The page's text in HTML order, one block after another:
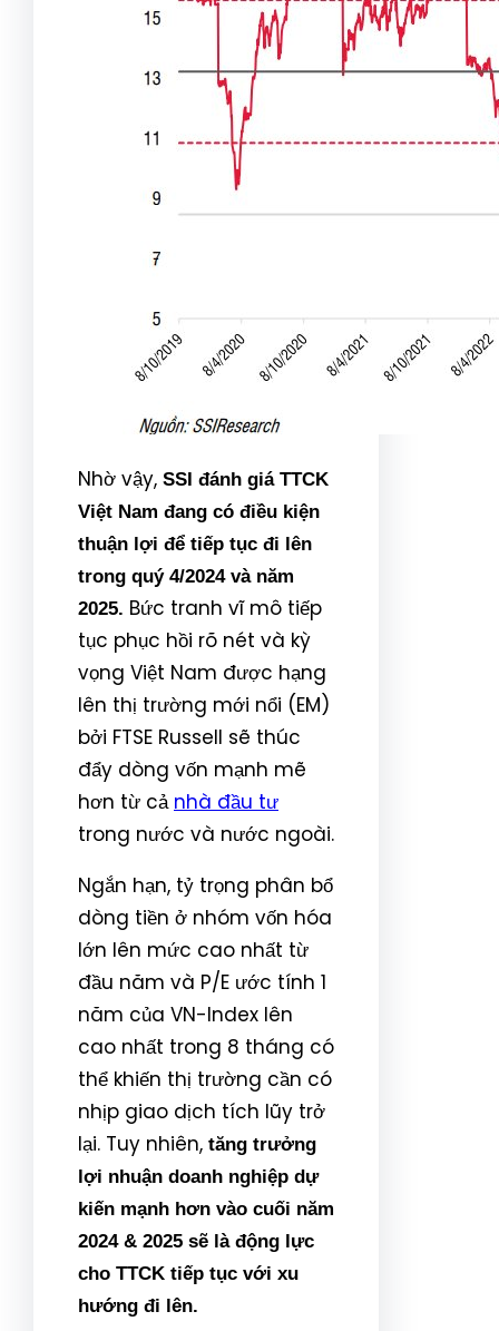
Nhờ vậy, SSI đánh giá TTCK
Việt Nam đang có điều kiện
thuận lợi để tiếp tục đi lên
trong quý 4/2024 và năm
2025. Bức tranh vĩ mô tiếp
tục phục hồi rõ nét và kỳ
vọng Việt Nam được hạng
lên thị trường mới nổi (EM)
bởi FTSE Russell sẽ thúc
đẩy dòng vốn mạnh mẽ
hơn từ cả nhà đầu tư
trong nước và nước ngoài.
Ngắn hạn, tỷ trọng phân bổ
dòng tiền ở nhóm vốn hóa
lớn lên mức cao nhất từ
đầu năm và P/E ước tính 1
năm của VN-Index lên
cao nhất trong 8 tháng có
thể khiến thị trường cần có
nhịp giao dịch tích lũy trở
lại. Tuy nhiên, tăng trưởng
lợi nhuận doanh nghiệp dự
kiến mạnh hơn vào cuối năm
2024 & 2025 sẽ là động lực
cho TTCK tiếp tục với xu
hướng đi lên.